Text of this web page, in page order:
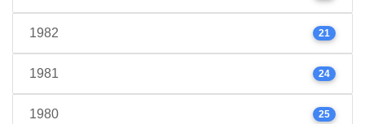
1982 21
1981 24
1980 25